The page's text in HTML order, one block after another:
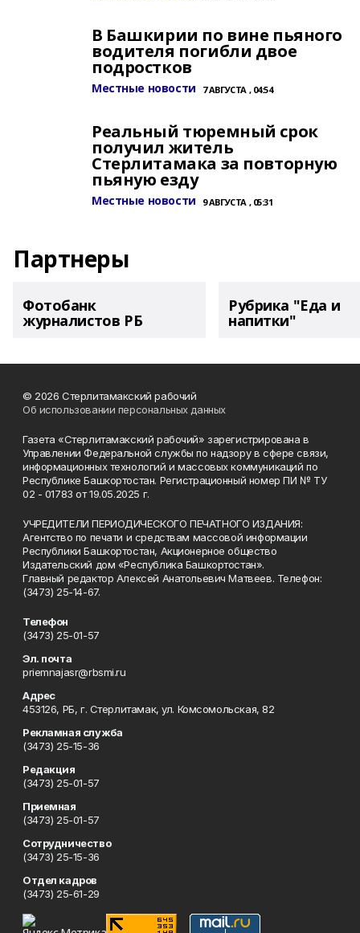
В Башкирии по вине пьяного
водителя погибли двое
подростков
Местные новости 7 АВГУСТА , 04:54
Реальный тюремный срок
получил житель
Стерлитамака за повторную
пьяную езду
Местные новости 9 АВГУСТА , 05:31
Партнеры
Фотобанк
журналистов РБ
Рубрика "Еда и
напитки"
© 2026 Стерлитамакский рабочий
Об использовании персональных данных
Газета «Стерлитамакский рабочий» зарегистрирована в
Управлении Федеральной службы по надзору в сфере связи,
информационных технологий и массовых коммуникаций по
Республике Башкортостан. Регистрационный номер ПИ № ТУ
02 - 01783 от 19.05.2025 г.
УЧРЕДИТЕЛИ ПЕРИОДИЧЕСКОГО ПЕЧАТНОГО ИЗДАНИЯ:
Агентство по печати и средствам массовой информации
Республики Башкортостан, Акционерное общество
Издательский дом «Республика Башкортостан».
Главный редактор Алексей Анатольевич Матвеев. Телефон:
(3473) 25-14-67.
Телефон
(3473) 25-01-57
Эл. почта
priemnajasr@rbsmi.ru
Адрес
453126, РБ, г. Стерлитамак, ул. Комсомольская, 82
Рекламная служба
(3473) 25-15-36
Редакция
(3473) 25-01-57
Приемная
(3473) 25-01-57
Сотрудничество
(3473) 25-15-36
Отдел кадров
(3473) 25-61-29